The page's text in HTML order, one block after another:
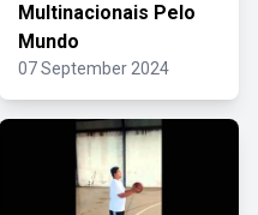
Multinacionais Pelo
Mundo
07 September 2024